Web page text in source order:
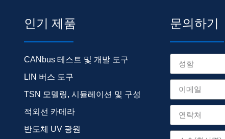
인기 제품
CANbus 테스트 및 개발 도구
LIN 버스 도구
TSN 모델링, 시뮬레이션 및 구성
적외선 카메라
반도체 UV 광원
문의하기